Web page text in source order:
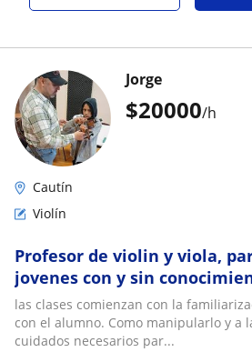
$20000/h
Jorge
Cautín
Violín
Profesor de violin y viola,
jovenes con y sin
las clases comienzan con la
con el alumno. Como manipularlo y a
cuidados necesarios par...